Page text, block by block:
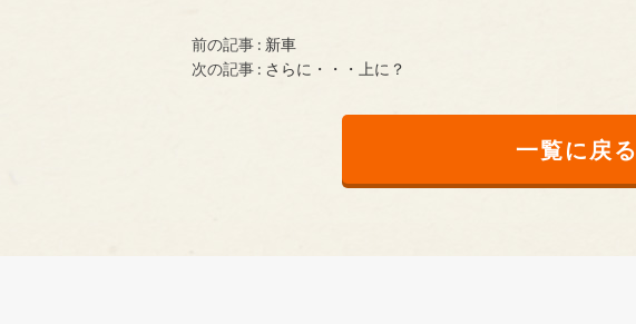
前の記事 : 新車
次の記事 : さらに・・・上に？
一覧に戻る